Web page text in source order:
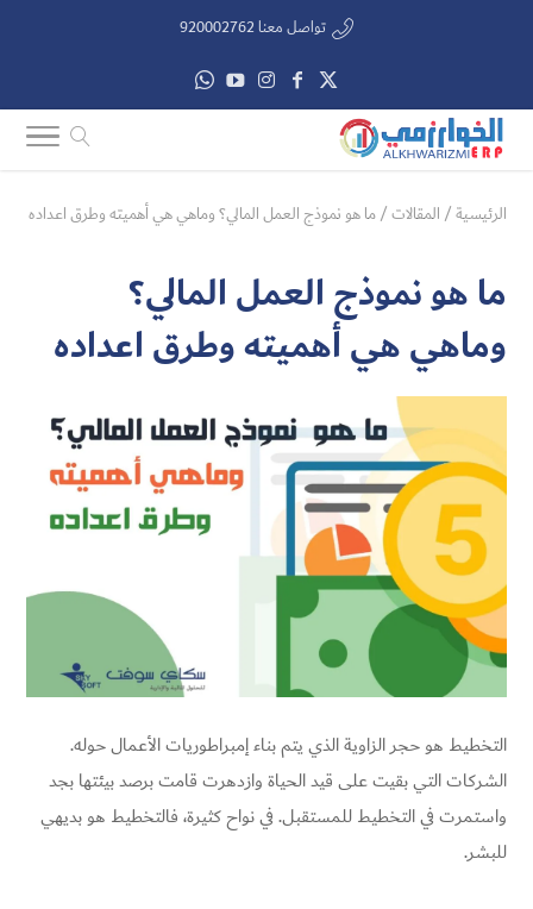
تواصل معنا 920002762
الرئيسية/ المقالات/ما هو نموذج العمل المالي؟ وماهي هي أهميته وطرق اعداده
ما هو نموذج العمل المالي؟
وماهي هي أهميته وطرق اعداده
التخطيط هو حجر الزاوية الذي يتم بناء إمبراطوريات الأعمال حوله.
الشركات التي بقيت على قيد الحياة وازدهرت قامت برصد بيئتها بجد
واستمرت في التخطيط للمستقبل. في نواح كثيرة، فالتخطيط هو بديهي
للبشر.